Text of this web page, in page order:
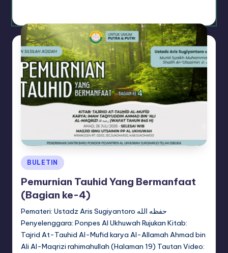
Posted
in
BULETIN
Pemurnian Tauhid Yang Bermanfaat
(Bagian ke-4)
Pemateri: Ustadz Aris Sugiyantoro حفظه الله
Penyelenggara: Ponpes Al Ukhuwah Rujukan Kitab:
Tajrid At-Tauhid Al-Mufid karya Al-Allamah Ahmad bin
Ali Al-Maqrizi rahimahullah (Halaman 19) Tautan Video: